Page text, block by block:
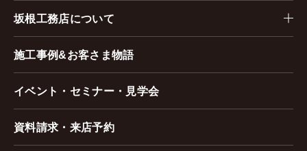
坂根工務店について
施工事例&お客さま物語
イベント・セミナー・見学会
資料請求・来店予約